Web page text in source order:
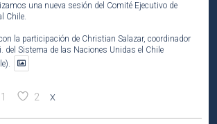
una nueva sesión del Comité Ejecutivo de
Chile.
la participación de Christian Salazar, coordinador
del Sistema de las Naciones Unidas el Chile
1 2 X